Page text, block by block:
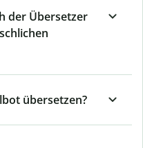
der Übersetzer
übersetzen?